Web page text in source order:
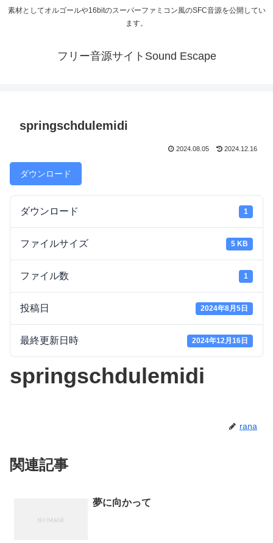
素材としてオルゴールや16bitのスーパーファミコン風のSFC音源を公開してい
ます。
フリー音源サイトSound Escape
springschdulemidi
2024.08.05 2024.12.16
ダウンロード
ダウンロード 1
ファイルサイズ 5 KB
ファイル数 1
投稿日 2024年8月5日
最終更新日時 2024年12月16日
springschdulemidi
rana
関連記事
夢に向かって